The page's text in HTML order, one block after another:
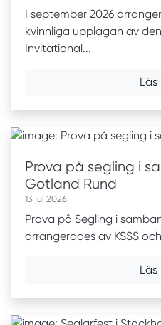
I september 2026
kvinnliga upplagan av
Invitational...
Läs
Prova på segling i
Gotland Rund
13 jul 2026
Prova på Segling i
arrangerades av KSSS
Läs